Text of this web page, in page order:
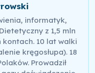
informatyk,
z 1,5 mln
kontach. 10 lat walki
kręgosłupa). 18
Prowadził